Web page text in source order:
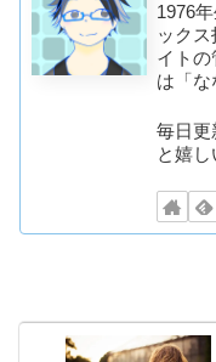
1976
ック
イト
は「な
毎日更
と嬉